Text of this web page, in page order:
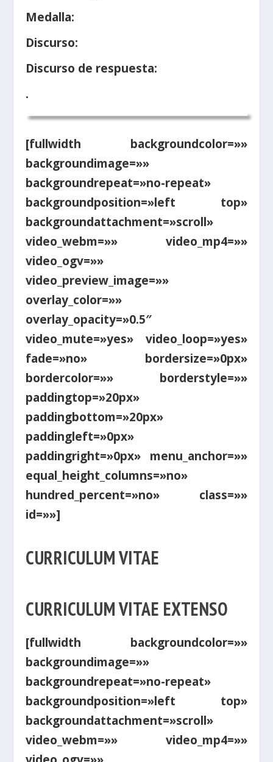
Medalla:
Discurso:
Discurso de respuesta:
.
[fullwidth backgroundcolor=»»
backgroundimage=»»
backgroundrepeat=»no-repeat»
backgroundposition=»left top»
backgroundattachment=»scroll»
video_webm=»» video_mp4=»»
video_ogv=»»
video_preview_image=»»
overlay_color=»»
overlay_opacity=»0.5″
video_mute=»yes» video_loop=»yes»
fade=»no» bordersize=»0px»
bordercolor=»» borderstyle=»»
paddingtop=»20px»
paddingbottom=»20px»
paddingleft=»0px»
paddingright=»0px» menu_anchor=»»
equal_height_columns=»no»
hundred_percent=»no» class=»»
id=»»]
CURRICULUM VITAE
CURRICULUM VITAE EXTENSO
[fullwidth backgroundcolor=»»
backgroundimage=»»
backgroundrepeat=»no-repeat»
backgroundposition=»left top»
backgroundattachment=»scroll»
video_webm=»» video_mp4=»»